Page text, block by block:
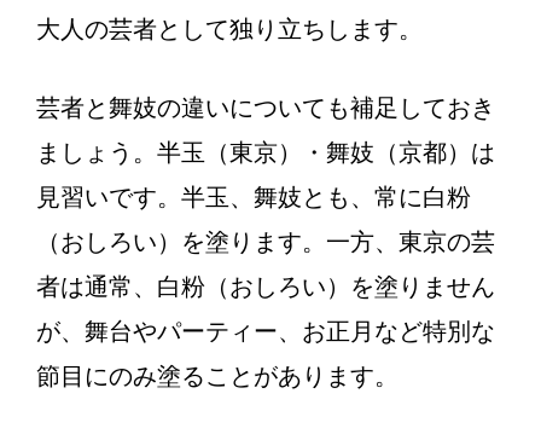
大人の芸者として独り立ちします。
芸者と舞妓の違いについても補足しておき
ましょう。半玉（東京）・舞妓（京都）は
見習いです。半玉、舞妓とも、常に白粉
（おしろい）を塗ります。一方、東京の芸
者は通常、白粉（おしろい）を塗りません
が、舞台やパーティー、お正月など特別な
節目にのみ塗ることがあります。